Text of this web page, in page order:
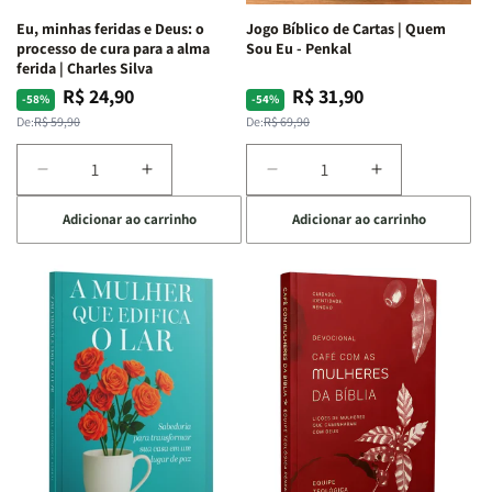
Espirituais
|
Estela
Espirituais
|
Eu, minhas feridas e Deus: o
processo de cura para a alma
ferida | Charles Silva
-58%
Preço
normal
De:R$ 59,90
Preço
promocional
R$ 24,90
Diminuir
a
quantidade
de
Eu,
minhas
feridas
e
Deus:
o
processo
de
cura
para
Aumentar
a
quantidade
de
Eu,
minhas
feridas
e
Deus:
o
processo
de
cura
para
Adicionar ao carrinho
Jogo Bíblico de Cartas | Quem
Sou Eu - Penkal
-54%
Preço
normal
De:R$ 69,90
Preço
promocional
R$ 31,90
Diminuir
a
quantidade
de
Jogo
Bíblico
de
Cartas
Quem
Sou
Eu
Penkal
Aumentar
a
quantidade
de
Jogo
Bíblico
Cartas
|
Quem
Sou
Eu
-
Penkal
Adicionar ao carrinho